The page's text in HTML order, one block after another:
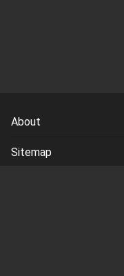
About
Sitemap